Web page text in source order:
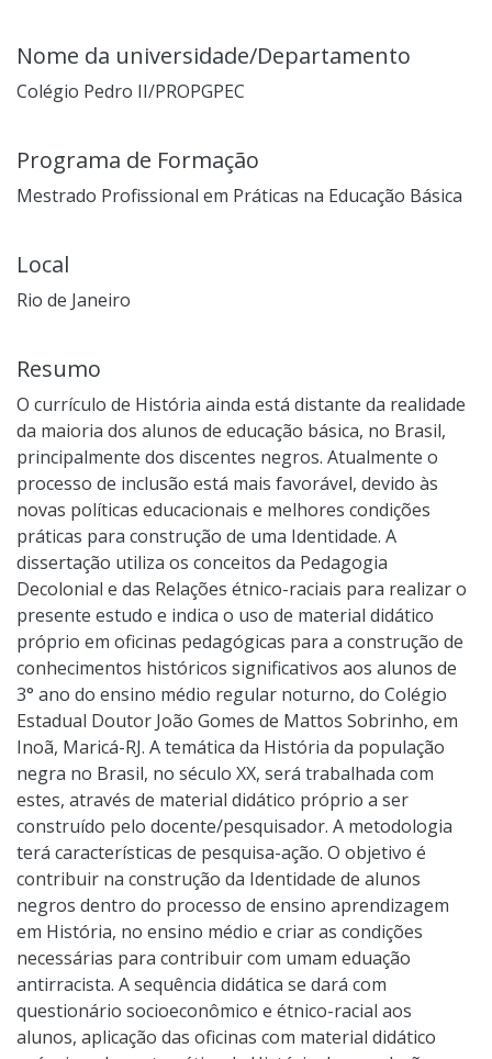
Nome da universidade/Departamento
Colégio Pedro II/PROPGPEC
Programa de Formação
Mestrado Profissional em Práticas na Educação Básica
Local
Rio de Janeiro
Resumo
O currículo de História ainda está distante da realidade
da maioria dos alunos de educação básica, no Brasil,
principalmente dos discentes negros. Atualmente o
processo de inclusão está mais favorável, devido às
novas políticas educacionais e melhores condições
práticas para construção de uma Identidade. A
dissertação utiliza os conceitos da Pedagogia
Decolonial e das Relações étnico-raciais para realizar o
presente estudo e indica o uso de material didático
próprio em oficinas pedagógicas para a construção de
conhecimentos históricos significativos aos alunos de
3° ano do ensino médio regular noturno, do Colégio
Estadual Doutor João Gomes de Mattos Sobrinho, em
Inoã, Maricá-RJ. A temática da História da população
negra no Brasil, no século XX, será trabalhada com
estes, através de material didático próprio a ser
construído pelo docente/pesquisador. A metodologia
terá características de pesquisa-ação. O objetivo é
contribuir na construção da Identidade de alunos
negros dentro do processo de ensino aprendizagem
em História, no ensino médio e criar as condições
necessárias para contribuir com umam eduação
antirracista. A sequência didática se dará com
questionário socioeconômico e étnico-racial aos
alunos, aplicação das oficinas com material didático